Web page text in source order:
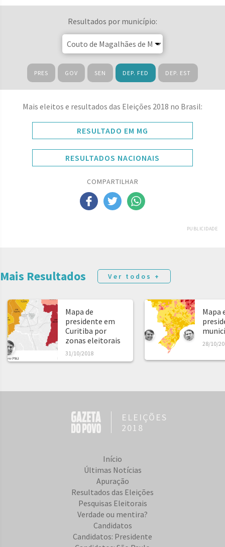
Resultados por município:
PRES GOV SEN DEP. FED DEP. EST
Mais eleitos e resultados das Eleições 2018 no Brasil:
RESULTADO EM MG
RESULTADOS NACIONAIS
COMPARTILHAR
PUBLICIDADE
Mais Resultados Ver todos +
Mapa de
presidente em
Curitiba por
zonas eleitorais
31/10/2018
Mapa
28/10/
ELEIÇÕES
2018
Início
Últimas Notícias
Apuração
Resultados das Eleições
Pesquisas Eleitorais
Verdade ou mentira?
Candidatos
Candidatos: Presidente